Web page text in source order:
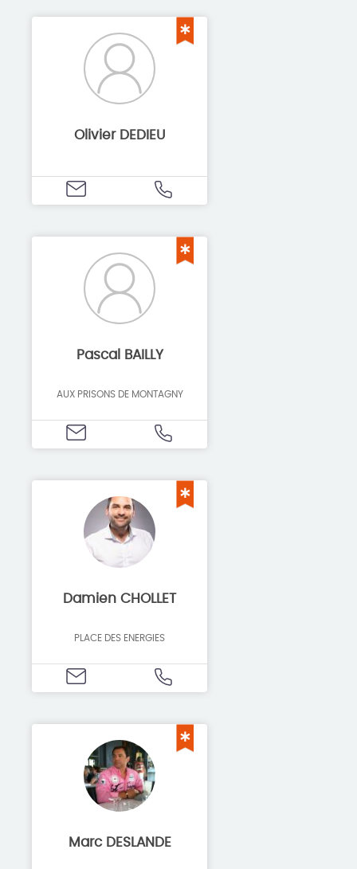
Olivier DEDIEU
Pascal BAILLY
AUX PRISONS DE MONTAGNY
Damien CHOLLET
PLACE DES ENERGIES
Marc DESLANDE